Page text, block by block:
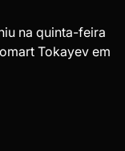
na quinta-feira
Tokayev em